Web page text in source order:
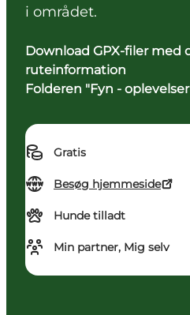
i området.
Download GPX-filer med
ruteinformation
Folderen "Fyn -
Gratis
Besøg hjemmeside
Hunde tilladt
Min partner, Mig selv